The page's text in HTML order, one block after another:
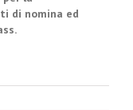
di nomina ed